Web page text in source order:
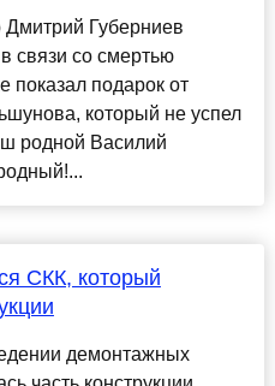
Губерниев
связи со смертью
показал подарок от
который не успел
родной Василий
СКК, который
демонтажных